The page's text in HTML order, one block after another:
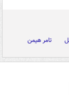
تامر هیمن